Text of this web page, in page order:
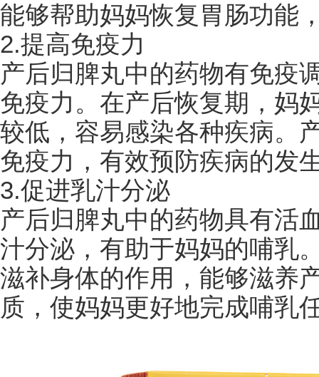
能够帮助妈妈恢复胃肠功能
2.提高免疫力
产后归脾丸中的药物有免疫
免疫力。在产后恢复期，妈
较低，容易感染各种疾病。
免疫力，有效预防疾病的发
3.促进乳汁分泌
产后归脾丸中的药物具有活
汁分泌，有助于妈妈的哺乳
滋补身体的作用，能够滋养
质，使妈妈更好地完成哺乳